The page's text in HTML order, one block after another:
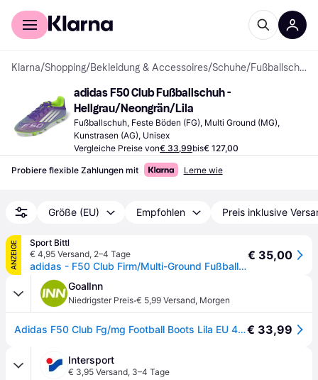
Für Shopper
Klarna/Shopping/Bekleidung & Accessoires/Schuhe/ Fußballschuhe
adidas F50 Club Fußballschuh -
Hellgrau/Neongrän/Lila
Fußballschuh, Feste Böden (FG), Multi Ground (MG),
Kunstrasen (AG), Unisex
Vergleiche Preise von€ 33,99bis€ 127,00
Probiere flexible Zahlungen mit Lerne wie
Größe (EU) Empfohlen Preis inklusive
ANZEIGE
Sport Bittl
€ 4,95 Versand, 2–4 Tage
adidas - F50 Club Firm/Multi-Ground Fußballschuhe purple rush - lila - 12
€ 35,00
GoalInn
Niedrigster Preis·€ 5,99 Versand, Morgen
Adidas F50 Club Fg/mg Football Boots Lila EU 46 Mann€ 33,99
Intersport
€ 3,95 Versand, 3–4 Tage